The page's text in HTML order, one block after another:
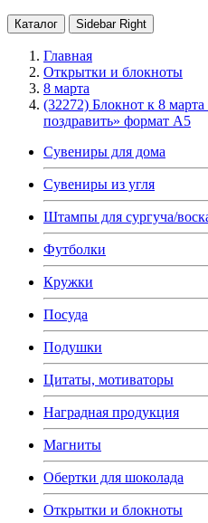
Каталог Sidebar Right
Главная
Открытки и блокноты
8 марта
(32272) Блокнот к 8
поздравить» формат А5
Сувениры для дома
Сувениры из угля
Штампы для сургуча/
Футболки
Кружки
Посуда
Подушки
Цитаты, мотиваторы
Наградная продукция
Магниты
Обертки для шоколада
Открытки и блокноты